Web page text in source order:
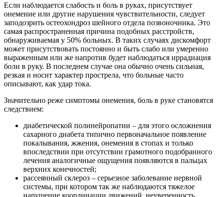
Если наблюдается слабость и боль в руках, присутствует
онемение или другие нарушения чувствительности, следует
заподозрить остеохондроз шейного отдела позвоночника. Это
самая распространенная причина подобных расстройств,
обнаруживаемая у 50% больных. В таких случаях дискомфорт
может присутствовать постоянно и быть слабо или умеренно
выраженным или же напротив будет наблюдаться иррадиация
боли в руку. В последнем случае она обычно очень сильная,
резкая и носит характер прострела, что больные часто
описывают, как удар тока.
Значительно реже симптомы онемения, боль в руке становятся
следствием:
диабетической полинейропатии – для этого осложнения
сахарного диабета типично первоначальное появление
покалывания, жжения, онемения в стопах и только
впоследствии при отсутствии грамотного подобранного
лечения аналогичные ощущения появляются в пальцах
верхних конечностей;
рассеянный склероз – серьезное заболевание нервной
системы, при котором так же наблюдаются тяжелое
нарушение координации движений, неуверенность